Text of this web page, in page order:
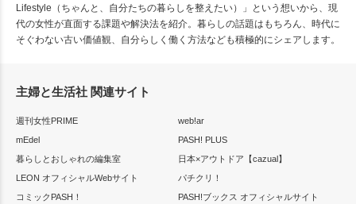
Lifestyle（ちゃんと、自分たちの暮らしを整えたい）」という想いから、現
代の女性が直面する課題や解決法を紹介。暮らしの話題はもちろん、時代に
そぐわない古い価値観、自分らしく働く方法なども積極的にシェアします。
主婦と生活社 関連サイト
週刊女性PRIME
web!ar
mEdel
PASH! PLUS
暮らしとおしゃれの編集室
日本×アウトドア【cazual】
LEON オフィシャルWebサイト
パチクリ！
コミックPASH！
PASH!ブックス オフィシャルサイト